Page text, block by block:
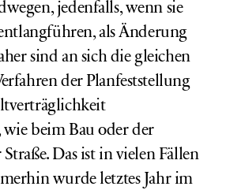
jedenfalls, wenn sie
als Änderung
sind an sich die gleichen
der Planfeststellung
beim Bau oder der
Das ist in vielen Fällen
wurde letztes Jahr im